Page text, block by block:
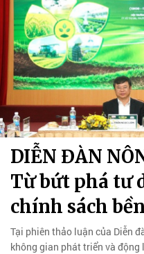
DIỄN ĐÀN
Từ bứt phá tư
chính sách
Tại phiên thảo luận của Diễn
không gian phát triển và